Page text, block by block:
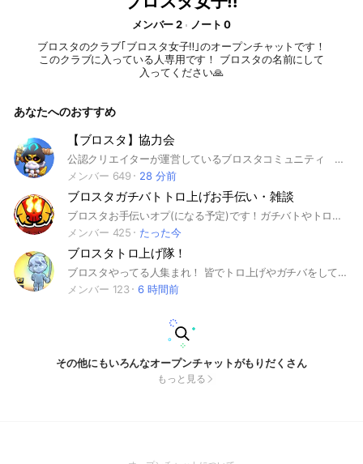
メンバー 2
ノート 0
ブロスタのクラブ｢ブロスタ女子‼️｣のオープンチャットです！
このクラブに入っている人専用です！ ブロスタの名前にして
入ってください🙏
あなたへのおすすめ
【ブロスタ】協力会
公認クリエイターが運営しているブロスタコミュニティ #ブロスタ #ガチバトル #トロ上げ
メンバー 649
28 分前
ブロスタガチバトトロ上げお手伝い・雑談
ブロスタお手伝いオプ(になる予定)です！ガチバトやトロ上げのお手伝いやフレバトなどいろいろできるようにしたいです！管理人はレジェ1の雑魚なのでキャリーしてください(*^^*) 着実に人が増えてきているのでジャンジャンバリバリ参加していっぱい募集かけてください！よろしくお願いします！ 管理人もやし初レジェ4月3日 #ブロスタ #ブロスタガチバト #ブロスタトロ上げ
メンバー 425
たった今
ブロスタトロ上げ隊！
ブロスタやってる人集まれ！ 皆でトロ上げやガチバをしてます！ 不定期でフレバト開きます！！ 創立9月5日 改名前「ブロスタ1000トロ作り隊！」
メンバー 123
6 時間前
その他にもいろんなオープンチャットがもりだくさん
もっと見る